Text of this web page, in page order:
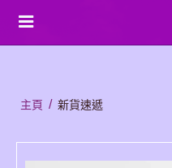
Toggle
主頁 / 新貨速遞